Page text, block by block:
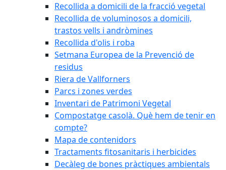
Recollida a domicili de la fracció vegetal
Recollida de voluminosos a domicili,
trastos vells i andròmines
Recollida d'olis i roba
Setmana Europea de la Prevenció de
residus
Riera de Vallforners
Parcs i zones verdes
Inventari de Patrimoni Vegetal
Compostatge casolà. Què hem de tenir en
compte?
Mapa de contenidors
Tractaments fitosanitaris i herbicides
Decàleg de bones pràctiques ambientals